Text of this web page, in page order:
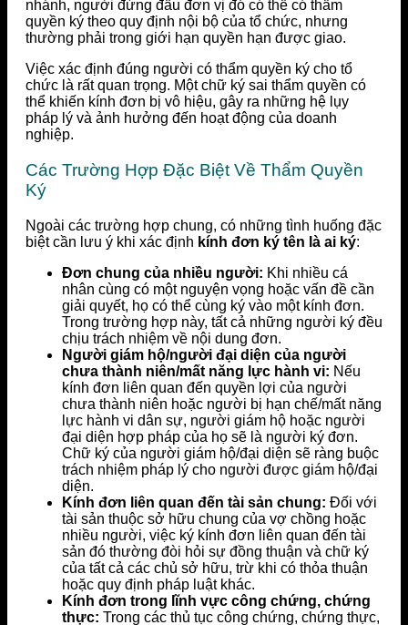
nhánh, người đứng đầu đơn vị đó có thể có thẩm
quyền ký theo quy định nội bộ của tổ chức, nhưng
thường phải trong giới hạn quyền hạn được giao.
Việc xác định đúng người có thẩm quyền ký cho tổ
chức là rất quan trọng. Một chữ ký sai thẩm quyền có
thể khiến kính đơn bị vô hiệu, gây ra những hệ lụy
pháp lý và ảnh hưởng đến hoạt động của doanh
nghiệp.
Các Trường Hợp Đặc Biệt Về Thẩm Quyền
Ký
Ngoài các trường hợp chung, có những tình huống đặc
biệt cần lưu ý khi xác định kính đơn ký tên là ai ký:
Đơn chung của nhiều người: Khi nhiều cá
nhân cùng có một nguyện vọng hoặc vấn đề cần
giải quyết, họ có thể cùng ký vào một kính đơn.
Trong trường hợp này, tất cả những người ký đều
chịu trách nhiệm về nội dung đơn.
Người giám hộ/người đại diện của người
chưa thành niên/mất năng lực hành vi: Nếu
kính đơn liên quan đến quyền lợi của người
chưa thành niên hoặc người bị hạn chế/mất năng
lực hành vi dân sự, người giám hộ hoặc người
đại diện hợp pháp của họ sẽ là người ký đơn.
Chữ ký của người giám hộ/đại diện sẽ ràng buộc
trách nhiệm pháp lý cho người được giám hộ/đại
diện.
Kính đơn liên quan đến tài sản chung: Đối với
tài sản thuộc sở hữu chung của vợ chồng hoặc
nhiều người, việc ký kính đơn liên quan đến tài
sản đó thường đòi hỏi sự đồng thuận và chữ ký
của tất cả các chủ sở hữu, trừ khi có thỏa thuận
hoặc quy định pháp luật khác.
Kính đơn trong lĩnh vực công chứng, chứng
thực: Trong các thủ tục công chứng, chứng thực,